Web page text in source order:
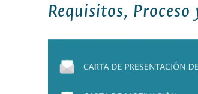
Requisitos,